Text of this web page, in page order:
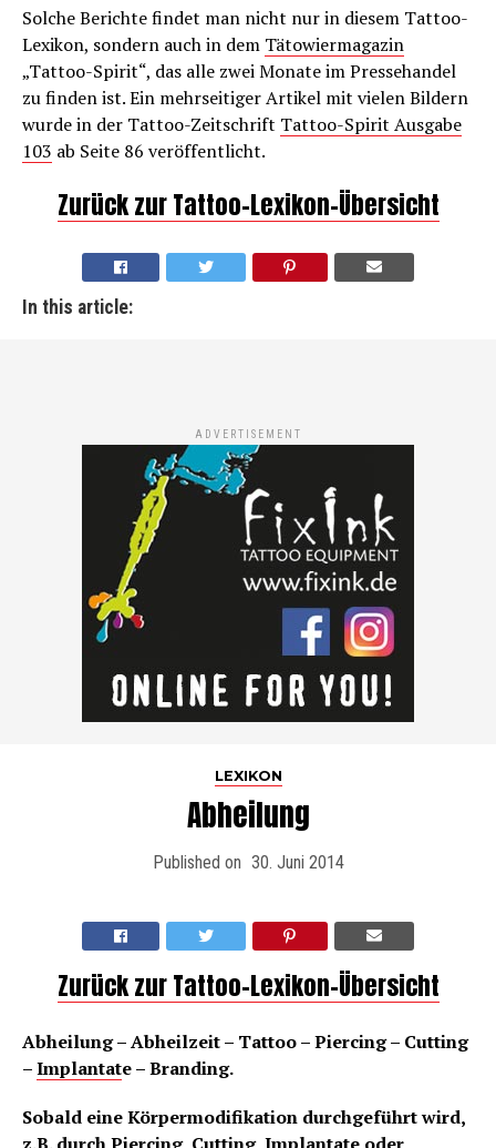
Solche Berichte findet man nicht nur in diesem Tattoo-
Lexikon, sondern auch in dem Tätowiermagazin
„Tattoo-Spirit“, das alle zwei Monate im Pressehandel
zu finden ist. Ein mehrseitiger Artikel mit vielen Bildern
wurde in der Tattoo-Zeitschrift Tattoo-Spirit Ausgabe
103 ab Seite 86 veröffentlicht.
Zurück zur Tattoo-Lexikon-Übersicht
In this article:
ADVERTISEMENT
LEXIKON
Abheilung
Published on 30. Juni 2014
Zurück zur Tattoo-Lexikon-Übersicht
Abheilung – Abheilzeit – Tattoo – Piercing – Cutting
–Implantate – Branding.
Sobald eine Körpermodifikation durchgeführt wird,